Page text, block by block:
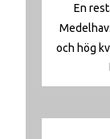
En
och hög